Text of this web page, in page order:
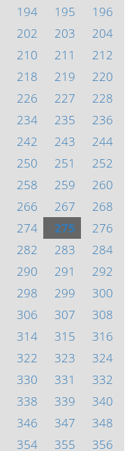
194 195
196
202 203
204
210 211
212
218 219
220
226 227
228
234 235
236
242 243
244
250 251
252
258 259
260
266 267
268
274 275
276
282 283
284
290 291
292
298 299
300
306 307
308
314 315
316
322 323
324
330 331
332
338 339
340
346 347
348
354 355 356